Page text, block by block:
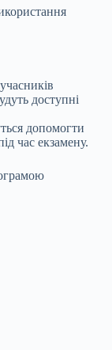
доступні
допомогти
час екзамену.